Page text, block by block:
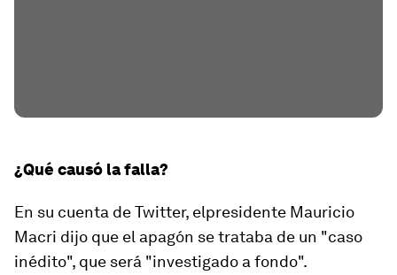
¿Qué causó la falla?
En su cuenta de Twitter, elpresidente Mauricio
Macri dijo que el apagón se trataba de un "caso
inédito", que será "investigado a fondo".